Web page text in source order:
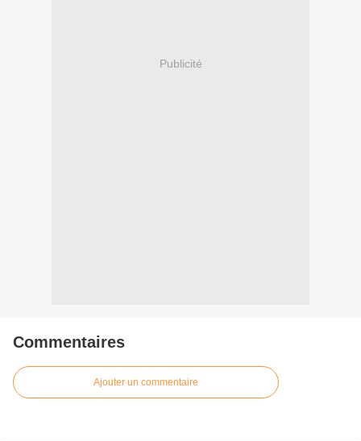
Publicité
Commentaires
Ajouter un commentaire